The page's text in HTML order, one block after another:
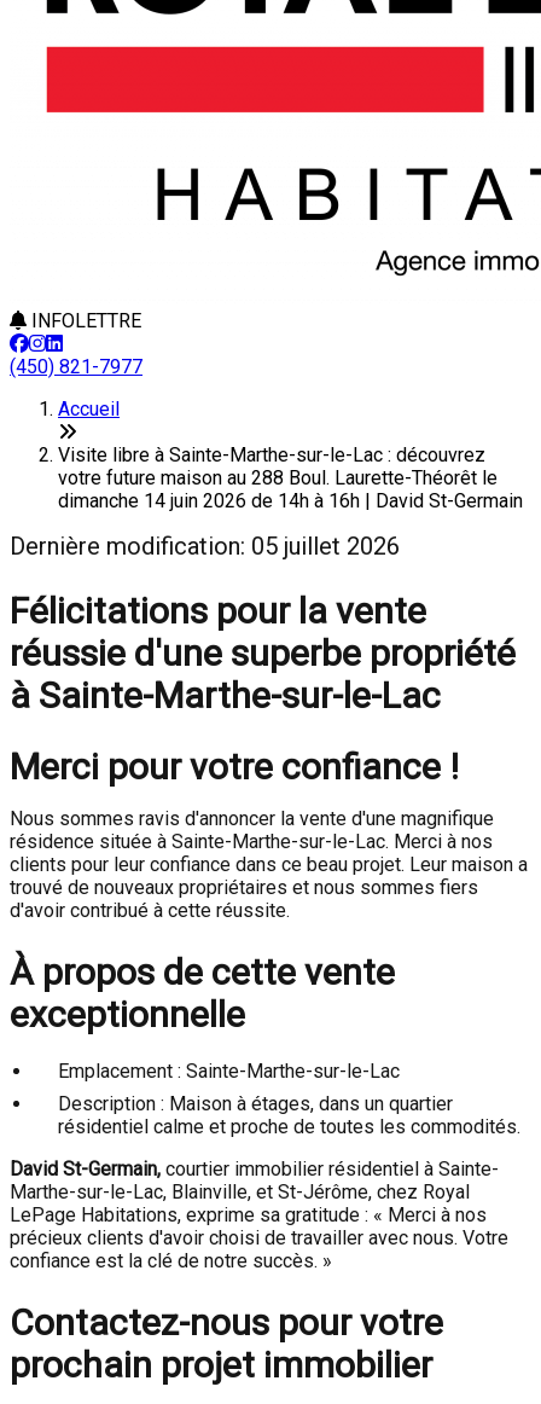
INFOLETTRE
(450) 821-7977
Accueil
Visite libre à Sainte-Marthe-sur-le-Lac : découvrez
votre future maison au 288 Boul. Laurette-Théorêt le
dimanche 14 juin 2026 de 14h à 16h | David St-Germain
Dernière modification: 05 juillet 2026
Félicitations pour la vente
réussie d'une superbe propriété
à Sainte-Marthe-sur-le-Lac
Merci pour votre confiance !
Nous sommes ravis d'annoncer la vente d'une magnifique
résidence située à Sainte-Marthe-sur-le-Lac. Merci à nos
clients pour leur confiance dans ce beau projet. Leur maison a
trouvé de nouveaux propriétaires et nous sommes fiers
d'avoir contribué à cette réussite.
À propos de cette vente
exceptionnelle
Emplacement : Sainte-Marthe-sur-le-Lac
Description : Maison à étages, dans un quartier
résidentiel calme et proche de toutes les commodités.
David St-Germain, courtier immobilier résidentiel à Sainte-
Marthe-sur-le-Lac, Blainville, et St-Jérôme, chez Royal
LePage Habitations, exprime sa gratitude : « Merci à nos
précieux clients d'avoir choisi de travailler avec nous. Votre
confiance est la clé de notre succès. »
Contactez-nous pour votre
prochain projet immobilier